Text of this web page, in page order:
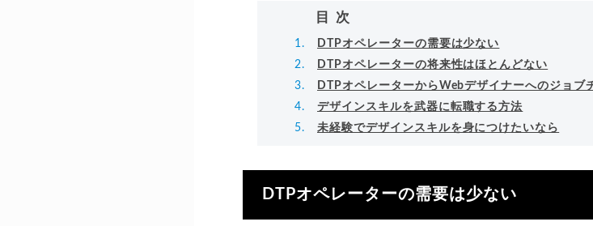
目次
DTPオペレーターの需要は少ない
DTPオペレーターの将来性はほとんどない
DTPオペレーターからWebデザイナーへのジョブ
デザインスキルを武器に転職する方法
未経験でデザインスキルを身につけたいなら
DTPオペレーターの需要は少ない